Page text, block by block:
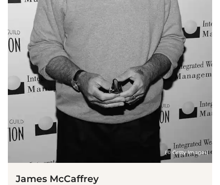
(© Getty Images)
James McCaffrey